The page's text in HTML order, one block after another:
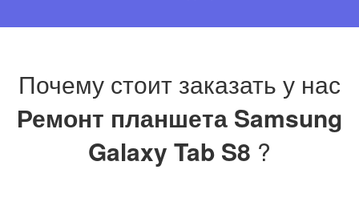
Почему стоит заказать у нас
Ремонт планшета Samsung
Galaxy Tab S8 ?